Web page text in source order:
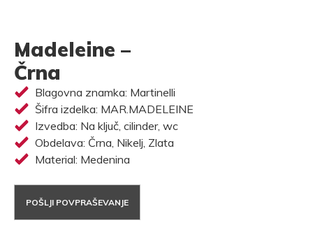
Madeleine –
Črna
Blagovna znamka: Martinelli
Šifra izdelka: MAR.MADELEINE
Izvedba: Na ključ, cilinder, wc
Obdelava: Črna, Nikelj, Zlata
Material: Medenina
POŠLJI POVPRAŠEVANJE